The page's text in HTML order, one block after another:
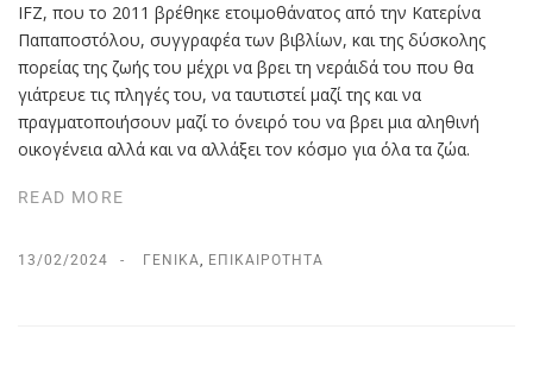
IFZ, που το 2011 βρέθηκε ετοιμοθάνατος από την Κατερίνα
Παπαποστόλου, συγγραφέα των βιβλίων, και της δύσκολης
πορείας της ζωής του μέχρι να βρει τη νεράιδά του που θα
γιάτρευε τις πληγές του, να ταυτιστεί μαζί της και να
πραγματοποιήσουν μαζί το όνειρό του να βρει μια αληθινή
οικογένεια αλλά και να αλλάξει τον κόσμο για όλα τα ζώα.
READ MORE
13/02/2024 ΓΕΝΙΚΆ, ΕΠΙΚΑΙΡΌΤΗΤΑ